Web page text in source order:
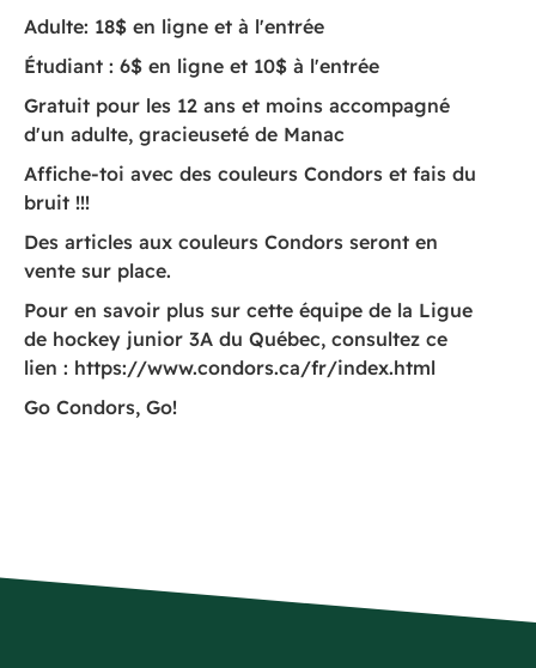
Adulte: 18$ en ligne et à l'entrée
Étudiant : 6$ en ligne et 10$ à l'entrée
Gratuit pour les 12 ans et moins accompagné
d'un adulte, gracieuseté de Manac
Affiche-toi avec des couleurs Condors et fais du
bruit !!!
Des articles aux couleurs Condors seront en
vente sur place.
Pour en savoir plus sur cette équipe de la Ligue
de hockey junior 3A du Québec, consultez ce
lien : https://www.condors.ca/fr/index.html
Go Condors, Go!